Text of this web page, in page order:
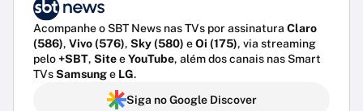
Acompanhe o SBT News nas TVs por assinatura Claro
(586), Vivo (576), Sky (580) eOi (175), via streaming
pelo+SBT, SiteeYouTube, além dos canais nas Smart
TVsSamsunge LG.
Siga no Google Discover